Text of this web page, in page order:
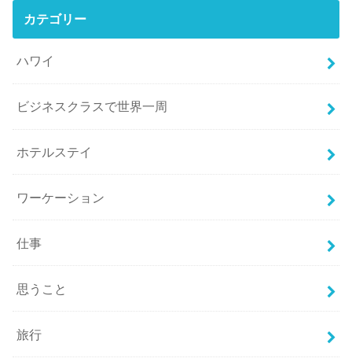
カテゴリー
ハワイ
ビジネスクラスで世界一周
ホテルステイ
ワーケーション
仕事
思うこと
旅行